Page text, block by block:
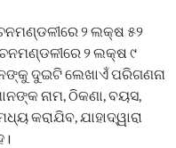
୨ ଲକ୍ଷ ୫୨
୨ ଲକ୍ଷ ୯
ଦୁଇଟି ଲେଖାଏଁ ପରିଗଣନା
ନାମ, ଠିକଣା, ବୟସ,
କରାଯିବ, ଯାହାଦ୍ୱାରା